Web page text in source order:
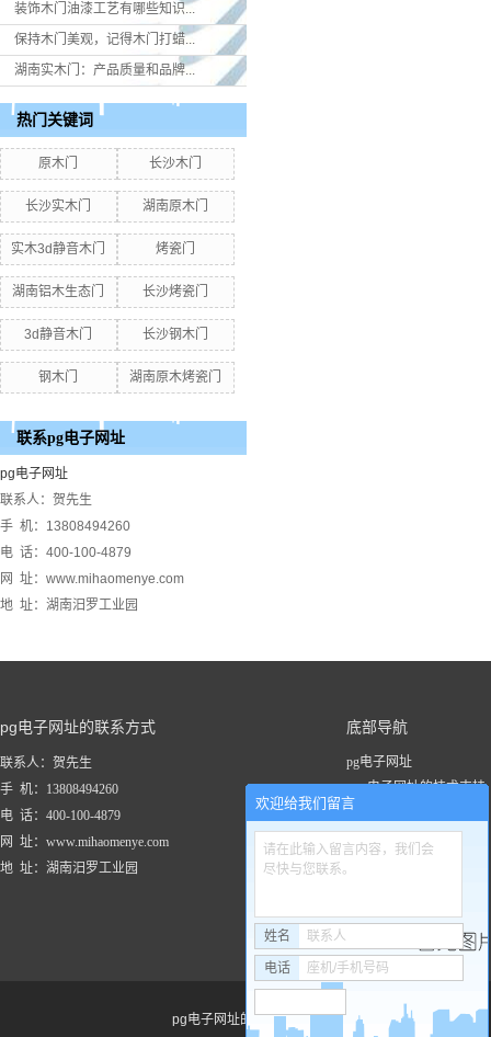
装饰木门油漆工艺有哪些知识...
保持木门美观，记得木门打蜡...
湖南实木门：产品质量和品牌...
热门关键词
原木门 长沙木门
长沙实木门 湖南原木门
实木3d静音木门 烤瓷门
湖南铝木生态门 长沙烤瓷门
3d静音木门 长沙钢木门
钢木门 湖南原木烤瓷门
联系pg电子网址
pg电子网址
联系人：贺先生
手 机：13808494260
电 话：400-100-4879
网 址：www.mihaomenye.com
地 址：湖南汨罗工业园
pg电子网址的联系方式
联系人：贺先生
手 机：13808494260
电 话：400-100-4879
网 址：www.mihaomenye.com
地 址：湖南汨罗工业园
底部导航
pg电子网址
pg电子网址的技术支持
关于pg电子网址
工程案例
pg电子网址的友情链接：
欢迎给我们留言
请在此输入留言内容，我们会
尽快与您联系。
姓名 联系人
电话 座机/手机号码